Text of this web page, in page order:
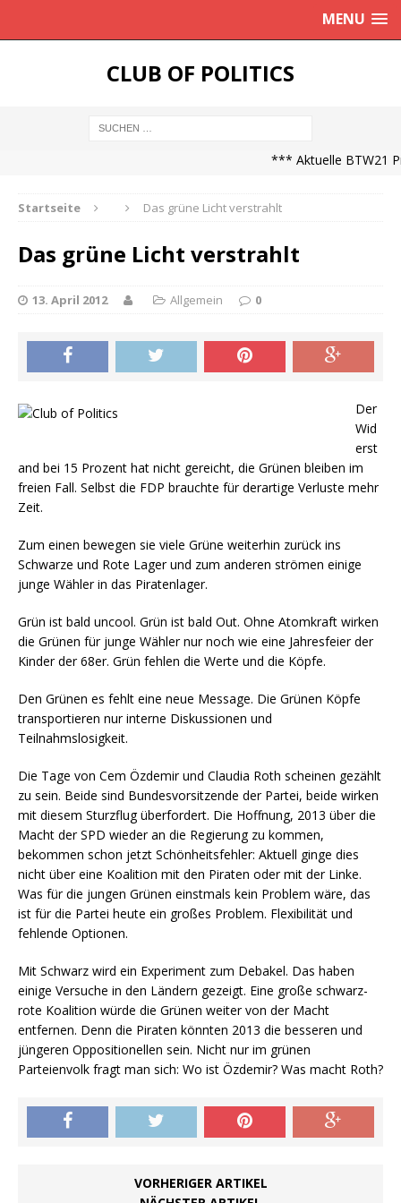
MENU
CLUB OF POLITICS
*** Aktuelle BTW21
Startseite Das grüne Licht verstrahlt
Das grüne Licht verstrahlt
13. April 2012 Allgemein 0
Der
Wid
erst
and bei 15 Prozent hat nicht gereicht, die Grünen bleiben im
freien Fall. Selbst die FDP brauchte für derartige Verluste mehr
Zeit.
Zum einen bewegen sie viele Grüne weiterhin zurück ins
Schwarze und Rote Lager und zum anderen strömen einige
junge Wähler in das Piratenlager.
Grün ist bald uncool. Grün ist bald Out. Ohne Atomkraft wirken
die Grünen für junge Wähler nur noch wie eine Jahresfeier der
Kinder der 68er. Grün fehlen die Werte und die Köpfe.
Den Grünen es fehlt eine neue Message. Die Grünen Köpfe
transportieren nur interne Diskussionen und
Teilnahmslosigkeit.
Die Tage von Cem Özdemir und Claudia Roth scheinen gezählt
zu sein. Beide sind Bundesvorsitzende der Partei, beide wirken
mit diesem Sturzflug überfordert. Die Hoffnung, 2013 über die
Macht der SPD wieder an die Regierung zu kommen,
bekommen schon jetzt Schönheitsfehler: Aktuell ginge dies
nicht über eine Koalition mit den Piraten oder mit der Linke.
Was für die jungen Grünen einstmals kein Problem wäre, das
ist für die Partei heute ein großes Problem. Flexibilität und
fehlende Optionen.
Mit Schwarz wird ein Experiment zum Debakel. Das haben
einige Versuche in den Ländern gezeigt. Eine große schwarz-
rote Koalition würde die Grünen weiter von der Macht
entfernen. Denn die Piraten könnten 2013 die besseren und
jüngeren Oppositionellen sein. Nicht nur im grünen
Parteienvolk fragt man sich: Wo ist Özdemir? Was macht Roth?
VORHERIGER ARTIKEL